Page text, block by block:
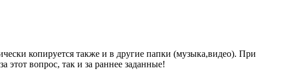
копируется также и в другие папки (музыка,видео). При
этот вопрос, так и за раннее заданные!